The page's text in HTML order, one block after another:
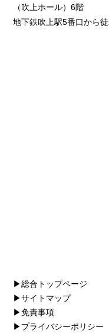
（吹上ホール）6階
地下鉄吹上駅5番口から
▶総合トップページ
▶サイトマップ
▶免責事項
▶プライバシーポリシー